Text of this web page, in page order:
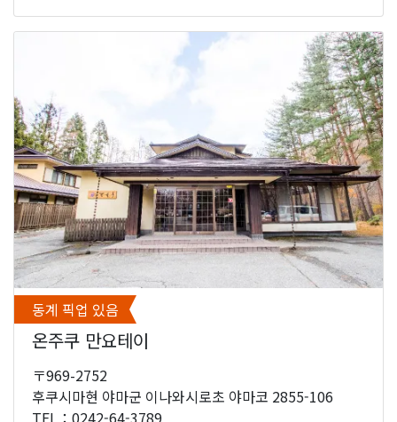
동계 픽업 있음
온주쿠 만요테이
〒969-2752
후쿠시마현 야마군 이나와시로초 야마코 2855-106
TEL：0242-64-3789